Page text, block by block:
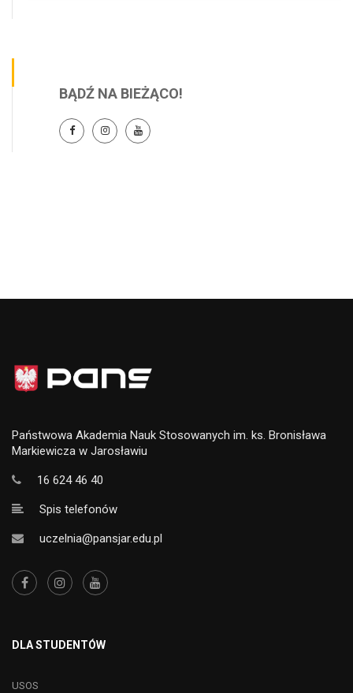
BĄDŹ NA BIEŻĄCO!
Państwowa Akademia Nauk Stosowanych im. ks. Bronisława
Markiewicza w Jarosławiu
16 624 46 40
Spis telefonów
uczelnia@pansjar.edu.pl
DLA STUDENTÓW
USOS